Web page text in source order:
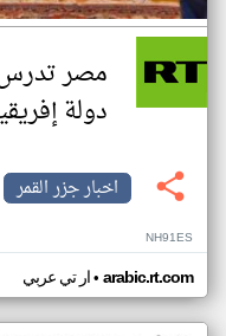
مصر تدرس
دولة
اخبار جزر القمر
NH91ES
ار تي عربي• arabic.rt.com